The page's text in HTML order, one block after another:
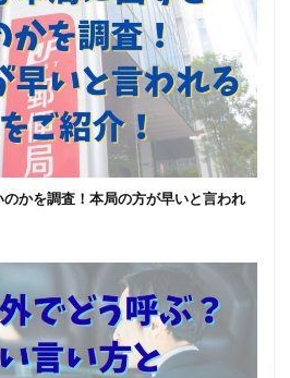
かを調査！本局の方が早いと言われ